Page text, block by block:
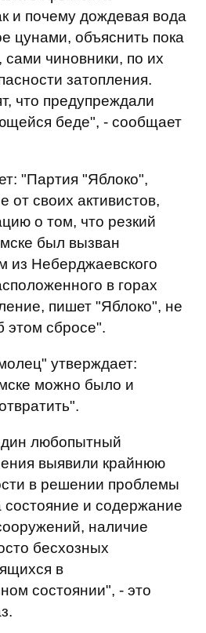
и почему дождевая вода
цунами, объяснить пока
чиновники, по их
затопления.
что предупреждали
беде", - сообщает
"Партия "Яблоко",
от своих активистов,
о том, что резкий
был вызван
из Неберджаевского
в горах
пишет "Яблоко", не
этом сбросе".
утверждает:
можно было и
любопытный
выявили крайнюю
в решении проблемы
состояние и содержание
наличие
бесхозных
в
состоянии", - это